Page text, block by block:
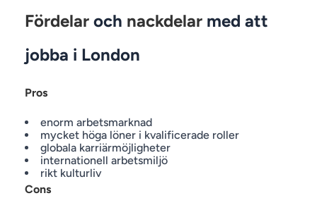
Fördelar och nackdelar med att
jobba i London
Pros
enorm arbetsmarknad
mycket höga löner i kvalificerade roller
globala karriärmöjligheter
internationell arbetsmiljö
rikt kulturliv
Cons